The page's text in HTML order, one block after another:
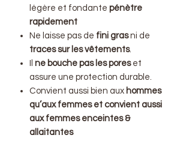
légère et fondante pénètre
rapidement
Ne laisse pas de fini grasni de
traces sur les vêtements.
ne bouche pas les poreset
assure une protection durable.
Convient aussi bien aux hommes
qu’aux femmes et convient aussi
aux femmes enceintes &
allaitantes